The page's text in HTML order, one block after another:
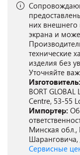
них внешнего
экрана и
технические
изделия без
Уточняйте
Изготовитель:
BORT
Centre, 53-55
Импортер:
Минская обл.,
Сервисные